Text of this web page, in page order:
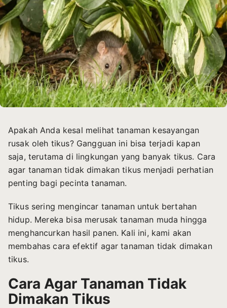
Apakah Anda kesal melihat tanaman kesayangan
rusak oleh tikus? Gangguan ini bisa terjadi kapan
saja, terutama di lingkungan yang banyak tikus. Cara
agar tanaman tidak dimakan tikus menjadi perhatian
penting bagi pecinta tanaman.
Tikus sering mengincar tanaman untuk bertahan
hidup. Mereka bisa merusak tanaman muda hingga
menghancurkan hasil panen. Kali ini, kami akan
membahas cara efektif agar tanaman tidak dimakan
tikus.
Cara Agar Tanaman Tidak
Dimakan Tikus